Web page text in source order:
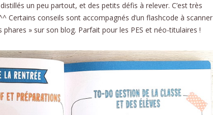
un peu partout, et des petits défis à relever. C’est très
Certains conseils sont accompagnés d’un flashcode à scanner
» sur son blog. Parfait pour les PES et néo-titulaires !